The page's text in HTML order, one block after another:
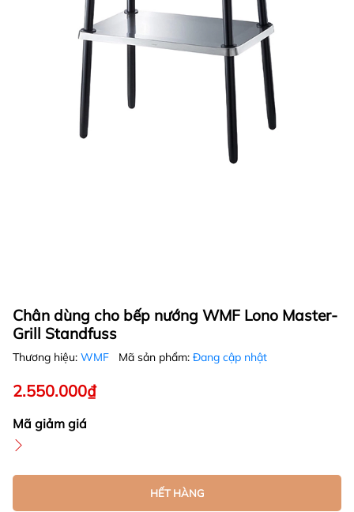
Chân dùng cho bếp nướng WMF Lono Master-
Grill Standfuss
Thương hiệu: WMF Mã sản phẩm: Đang cập nhật
2.550.000₫
Mã giảm giá
HẾT HÀNG